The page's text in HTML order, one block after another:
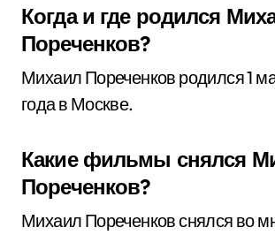
Когда и где родился
Пореченков?
Михаил Пореченков родился 1
года в Москве.
Какие фильмы снялся
Пореченков?
Михаил Пореченков снялся во